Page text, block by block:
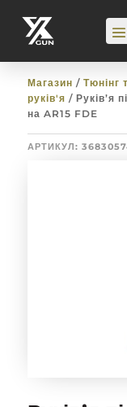
Магазин / Тюнінг
руків'я / Руків’я
на AR15 FDE
АРТИКУЛ: